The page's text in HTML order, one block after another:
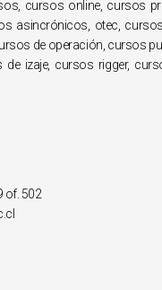
cursos online, cursos
asincrónicos, otec,
de operación, cursos
de izaje, cursos rigger,
of. 502